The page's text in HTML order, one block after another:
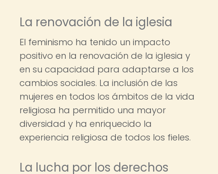
La renovación de la iglesia
El feminismo ha tenido un impacto
positivo en la renovación de la iglesia y
en su capacidad para adaptarse a los
cambios sociales. La inclusión de las
mujeres en todos los ámbitos de la vida
religiosa ha permitido una mayor
diversidad y ha enriquecido la
experiencia religiosa de todos los fieles.
La lucha por los derechos